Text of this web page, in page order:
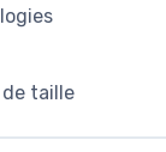
taille